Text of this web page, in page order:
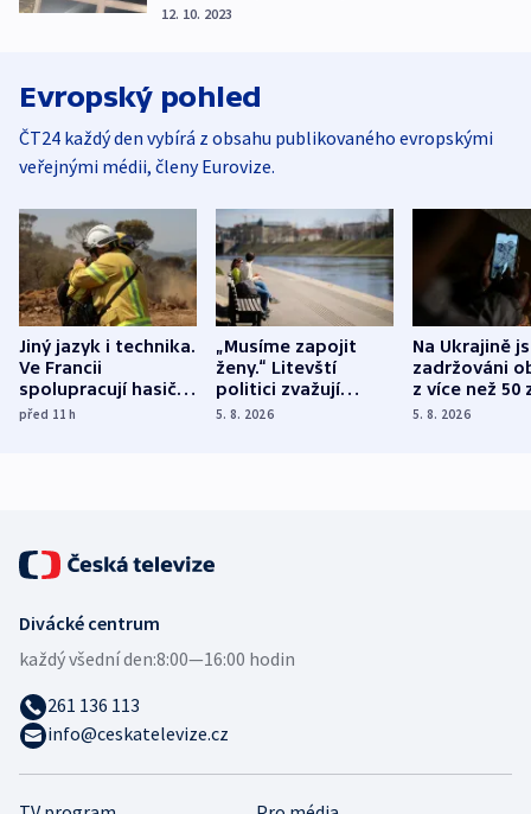
12. 10. 2023
Evropský pohled
ČT24 každý den vybírá z obsahu publikovaného evropskými
veřejnými médii, členy Eurovize.
Jiný jazyk i technika.
Ve Francii
spolupracují hasiči z
různých zemí
před 11h
„Musíme zapojit
ženy.“ Litevští
politici zvažují
dohodu o
5. 8. 2026
Na Ukrajině
zadržováni
z více než 50
Bojovali na
5. 8. 2026
Divácké centrum
každý všední den:8:00—16:00 hodin
261 136 113
info@ceskatelevize.cz